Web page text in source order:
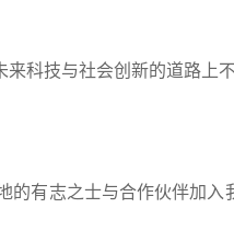
科技与社会创新的道路上不
有志之士与合作伙伴加入